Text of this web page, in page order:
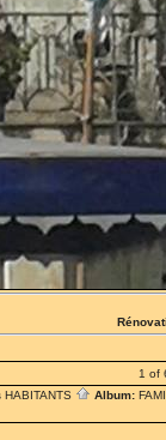
1 of
HABITANTS Album: